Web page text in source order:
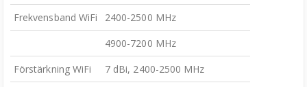
Frekvensband WiFi
2400-2500 MHz
4900-7200 MHz
Förstärkning WiFi
7 dBi, 2400-2500 MHz